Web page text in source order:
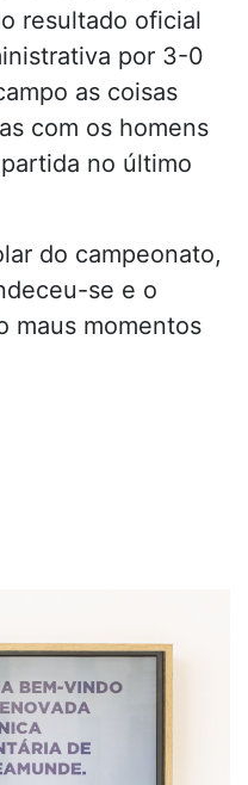
resultado oficial
por 3-0
as coisas
com os homens
no último
do campeonato,
se e o
maus momentos